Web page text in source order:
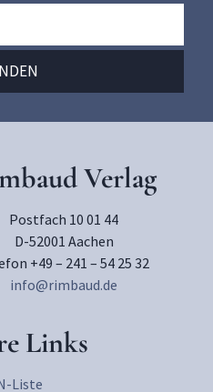
Verlag
Postfach 10 01 44
D-52001 Aachen
+49 – 241 – 54 25 32
info@rimbaud.de
Links
Liste